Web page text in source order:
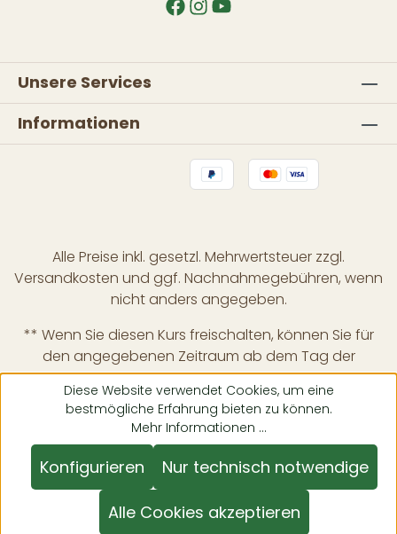
Unsere Services
Informationen
Alle Preise inkl. gesetzl. Mehrwertsteuer zzgl.
Versandkosten und ggf. Nachnahmegebühren, wenn
nicht anders angegeben.
** Wenn Sie diesen Kurs freischalten, können Sie für
den angegebenen Zeitraum ab dem Tag der
Freischaltung auf alle vom Tutor bereitgestellten
Inhalte und digitalen Lernmaterialien innerhalb dieses
Kurses zugreifen. Wenn Sie diesen Kurs für mehr als
einmal kaufen, wird die Abonnementzeit addiert.
Diese Website verwendet Cookies, um eine
bestmögliche Erfahrung bieten zu können.
Mehr Informationen ...
Nur technisch notwendige
Konfigurieren
Alle Cookies akzeptieren